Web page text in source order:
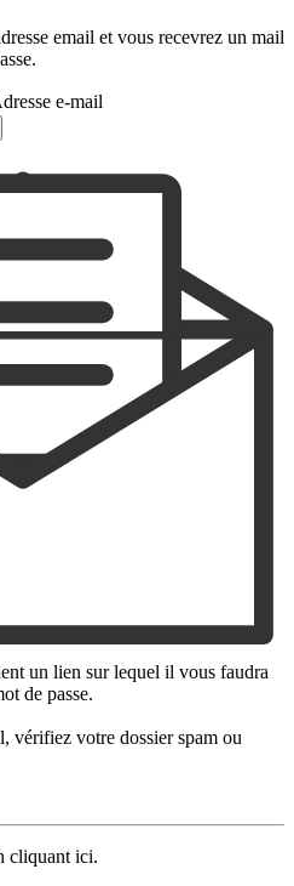
email et vous recevrez un mail
e-mail
un lien sur lequel il vous faudra
de passe.
vérifiez votre dossier spam ou
cliquant ici.